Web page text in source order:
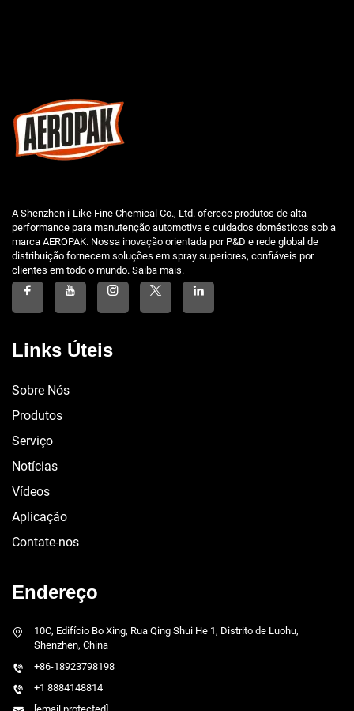
A Shenzhen i-Like Fine Chemical Co., Ltd. oferece produtos de alta
performance para manutenção automotiva e cuidados domésticos sob a
marca AEROPAK. Nossa inovação orientada por P&D e rede global de
distribuição fornecem soluções em spray superiores, confiáveis por
clientes em todo o mundo. Saiba mais.
Links Úteis
Sobre Nós
Produtos
Serviço
Notícias
Vídeos
Aplicação
Contate-nos
Endereço
10C, Edifício Bo Xing, Rua Qing Shui He 1, Distrito de Luohu,
Shenzhen, China
+86-18923798198
+1 8884148814